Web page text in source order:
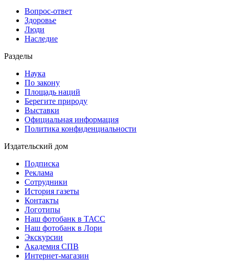
Вопрос-ответ
Здоровье
Люди
Наследие
Разделы
Наука
По закону
Площадь наций
Берегите природу
Выставки
Официальная информация
Политика конфиденциальности
Издательский дом
Подписка
Реклама
Сотрудники
История газеты
Контакты
Логотипы
Наш фотобанк в ТАСС
Наш фотобанк в Лори
Экскурсии
Академия СПВ
Интернет-магазин